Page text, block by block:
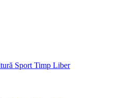
Sport Timp Liber